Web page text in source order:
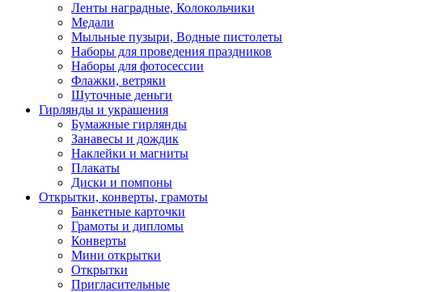
Ленты наградные, Колокольчики
Медали
Мыльные пузыри, Водные пистолеты
Наборы для проведения праздников
Наборы для фотосессии
Флажки, ветряки
Шуточные деньги
Гирлянды и украшения
Бумажные гирлянды
Занавесы и дождик
Наклейки и магниты
Плакаты
Диски и помпоны
Открытки, конверты, грамоты
Банкетные карточки
Грамоты и дипломы
Конверты
Мини открытки
Открытки
Пригласительные